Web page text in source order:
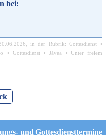
bei:
, in der Rubrik:Gottesdienst •
• Gottesdienst•Jávea • Unter freiem
und Gottesdiensttermine